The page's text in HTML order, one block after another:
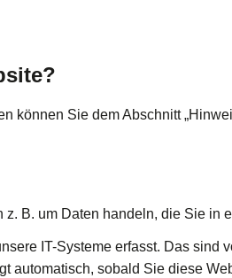
können Sie dem Abschnitt
B. um Daten handeln, die Sie in
IT-Systeme erfasst. Das sind
automatisch, sobald Sie diese